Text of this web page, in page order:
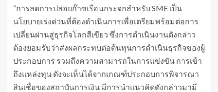
“การลดการปล่อยก๊าซเรือนกระจกสำหรับ SME เป็น
นโยบายเร่งด่วนที่ต้องดำเนินการเพื่อเตรียมพร้อมต่อการ
เปลี่ยนผ่านสู่ธุรกิจโลกสีเขียว ซึ่งการดำเนินงานดังกล่าว
ต้องยอมรับว่าส่งผลกระทบต่อต้นทุนการดำเนินธุรกิจของผู้
ประกอบการ รวมถึงความสามารถในการแข่งขัน การเข้า
ถึงแหล่งทุน ดังจะเห็นได้จากเกณฑ์ประกอบการพิจารณา
สินเชื่อของสถาบันการเงิน มีการนำแนวคิดดังกล่าวมามี